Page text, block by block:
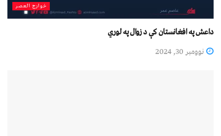
خوارج العصر
داعش په افغانستان کې د زوال په لوري
نوومبر 30, 2024